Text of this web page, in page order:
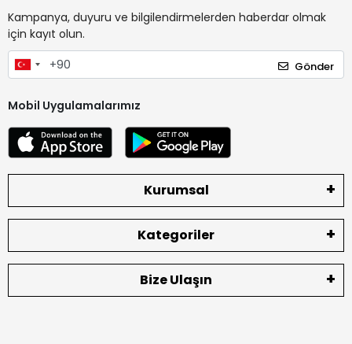
Kampanya, duyuru ve bilgilendirmelerden haberdar olmak
için kayıt olun.
Gönder
Mobil Uygulamalarımız
Kurumsal
Kategoriler
Bize Ulaşın